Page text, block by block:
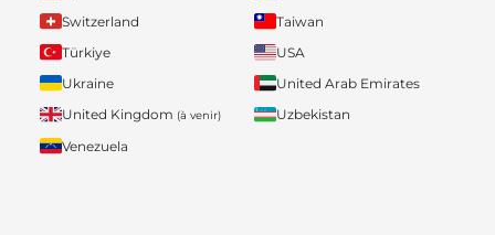
Switzerland
Taiwan
Türkiye
USA
Ukraine
United Arab Emirates
United Kingdom (à venir)
Uzbekistan
Venezuela